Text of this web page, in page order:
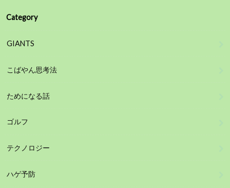
Category
GIANTS
こばやん思考法
ためになる話
ゴルフ
テクノロジー
ハゲ予防